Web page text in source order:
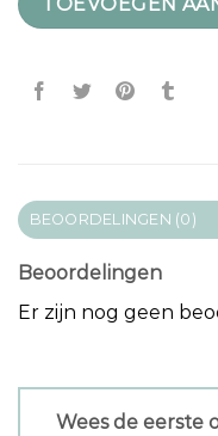
BEOORDELINGEN (0)
Beoordelingen
Er zijn nog geen
Wees de eerste